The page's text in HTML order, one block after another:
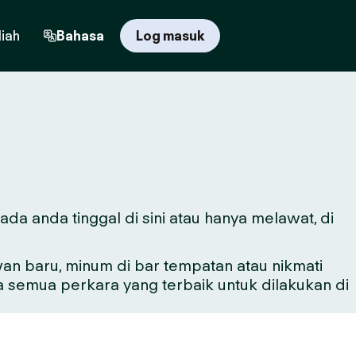
Bahasa Log masuk
anda tinggal di sini atau hanya melawat, di
baru, minum di bar tempatan atau nikmati
perkara yang terbaik untuk dilakukan di